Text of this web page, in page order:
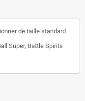
de taille standard
Super, Battle Spirits